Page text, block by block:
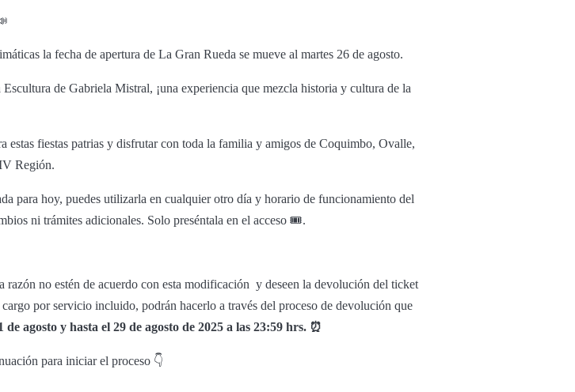
la fecha de apertura de La Gran Rueda se mueve al martes 26 de agosto.
Escultura de Gabriela Mistral, ¡una experiencia que mezcla historia y cultura de la
estas fiestas patrias y disfrutar con toda la familia y amigos de Coquimbo, Ovalle,
Región.
para hoy, puedes utilizarla en cualquier otro día y horario de funcionamiento del
ni trámites adicionales. Solo preséntala en el acceso 🎟️.
razón no estén de acuerdo con esta modificación y deseen la devolución del ticket
por servicio incluido, podrán hacerlo a través del proceso de devolución que
de agosto y hasta el 29 de agosto de 2025 a las 23:59 hrs. ⏰
para iniciar el proceso 👇